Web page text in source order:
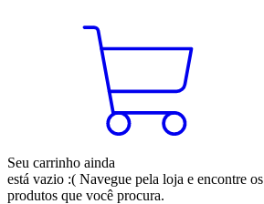
Seu carrinho ainda
está vazio :( Navegue pela loja e encontre os
produtos que você procura.